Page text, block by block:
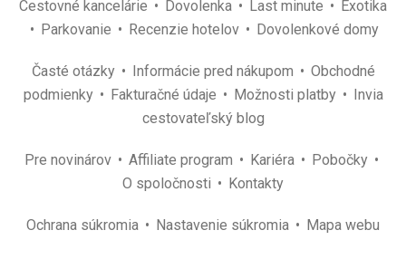
Cestovné kancelárie Dovolenka Last minute
Exotika
Parkovanie
Recenzie hotelov Dovolenkové domy
Časté otázky Informácie pred nákupom
Obchodné
podmienky
Fakturačné údaje Možnosti platby
Invia
cestovateľský blog
Pre novinárov Affiliate program Kariéra
Pobočky
O spoločnosti
Kontakty
Ochrana súkromia Nastavenie súkromia Mapa webu